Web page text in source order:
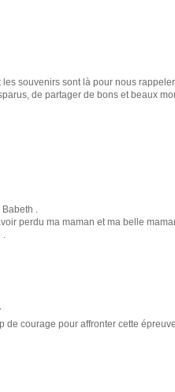
les souvenirs sont là pour nous
de partager de bons et beaux
.
perdu ma maman et ma belle
.
de courage pour affronter cette